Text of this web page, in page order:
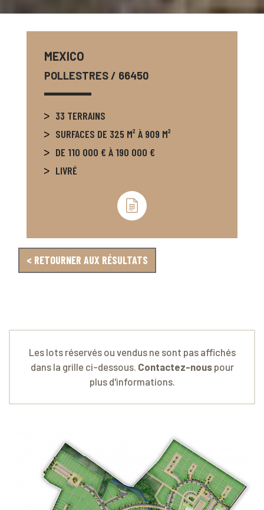
MEXICO
POLLESTRES / 66450
33 TERRAINS
SURFACES DE 325 M² À 909 M²
DE 110 000 € À 190 000 €
LIVRÉ
< RETOURNER AUX RÉSULTATS
Les lots réservés ou vendus ne sont pas affichés
dans la grille ci-dessous. Contactez-nouspour
plus d'informations.